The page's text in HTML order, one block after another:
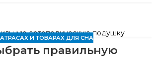
И ТОВАРАХ ДЛЯ СНА
правильную